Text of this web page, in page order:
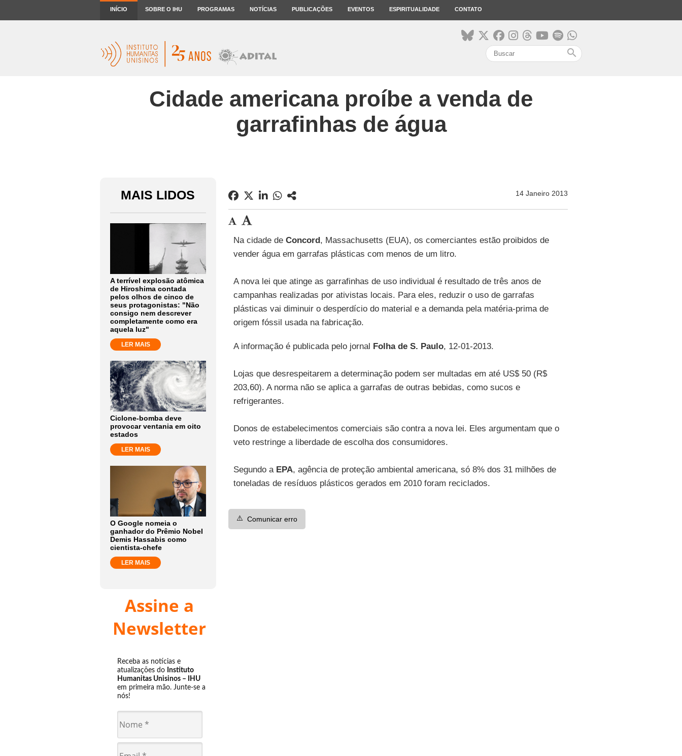
INÍCIO SOBRE O IHU PROGRAMAS NOTÍCIAS PUBLICAÇÕES EVENTOS ESPIRITUALIDADE CONTATO
search
Cidade americana proíbe a venda de
garrafinhas de água
MAIS LIDOS
A terrível explosão atômica
de Hiroshima contada
pelos olhos de cinco de
seus protagonistas: "Não
consigo nem descrever
completamente como era
aquela luz"
LER MAIS
Ciclone-bomba deve
provocar ventania em oito
estados
LER MAIS
O Google nomeia o
ganhador do Prêmio Nobel
Demis Hassabis como
cientista-chefe
LER MAIS
Assine a
Newsletter
Receba as notícias e
atualizações do Instituto
Humanitas Unisinos – IHU
em primeira mão. Junte-se a
nós!
14 Janeiro 2013
Na cidade de Concord, Massachusetts (EUA), os comerciantes estão proibidos de
vender água em garrafas plásticas com menos de um litro.
A nova lei que atinge as garrafinhas de uso individual é resultado de três anos de
campanhas realizadas por ativistas locais. Para eles, reduzir o uso de garrafas
plásticas vai diminuir o desperdício do material e a demanda pela matéria-prima de
origem fóssil usada na fabricação.
A informação é publicada pelo jornal Folha de S. Paulo, 12-01-2013.
Lojas que desrespeitarem a determinação podem ser multadas em até US$ 50 (R$
203,60). A norma não se aplica a garrafas de outras bebidas, como sucos e
refrigerantes.
Donos de estabelecimentos comerciais são contra a nova lei. Eles argumentam que o
veto restringe a liberdade de escolha dos consumidores.
Segundo a EPA, agência de proteção ambiental americana, só 8% dos 31 milhões de
toneladas de resíduos plásticos gerados em 2010 foram reciclados.
⚠️ Comunicar erro